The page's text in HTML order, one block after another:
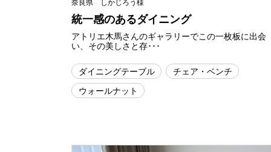
奈良県 しかじろう様
統一感のあるダイニング
アトリエ木馬さんのギャラリーでこの一枚板に出会
い、その美しさと存･･･
ダイニングテーブル
チェア・ベンチ
ウォールナット